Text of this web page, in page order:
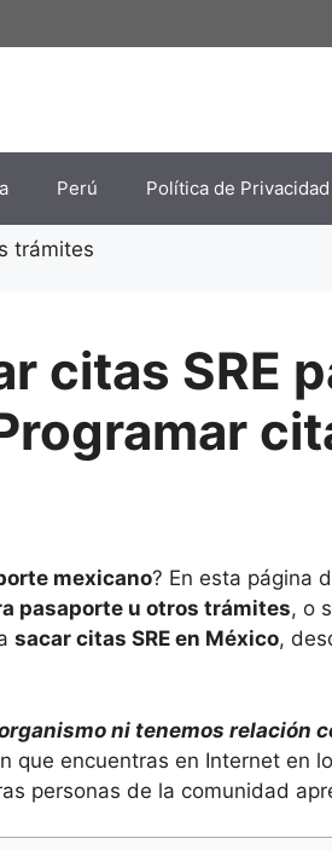
Perú Política de
citas SRE
mexicano? En esta página
pasaporte u otros trámites, o
sacar citas SRE en México,
ni tenemos relación
que encuentras en Internet en
personas de la comunidad